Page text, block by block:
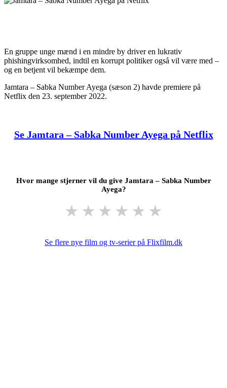
En gruppe unge mænd i en mindre by driver en lukrativ
phishingvirksomhed, indtil en korrupt politiker også vil være med –
og en betjent vil bekæmpe dem.
Jamtara – Sabka Number Ayega (sæson 2) havde premiere på
Netflix den 23. september 2022.
Se Jamtara – Sabka Number Ayega på Netflix
Hvor mange stjerner vil du give Jamtara – Sabka Number
Ayega?
★ ★ ★ ★ ★ ★
Se flere nye film og tv-serier på Flixfilm.dk